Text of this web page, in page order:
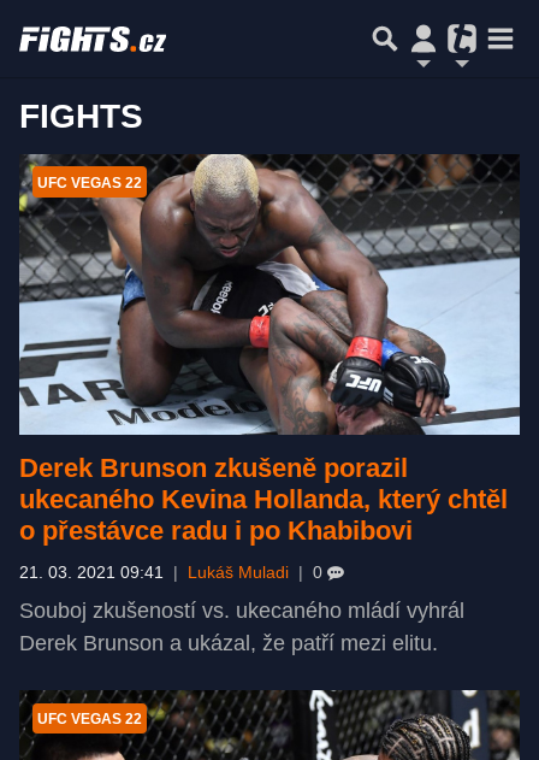
FIGHTS
UFC VEGAS 22
Derek Brunson zkušeně porazil
ukecaného Kevina Hollanda, který chtěl
o přestávce radu i po Khabibovi
21. 03. 2021 09:41 Lukáš Muladi 0
Souboj zkušeností vs. ukecaného mládí vyhrál
Derek Brunson a ukázal, že patří mezi elitu.
UFC VEGAS 22